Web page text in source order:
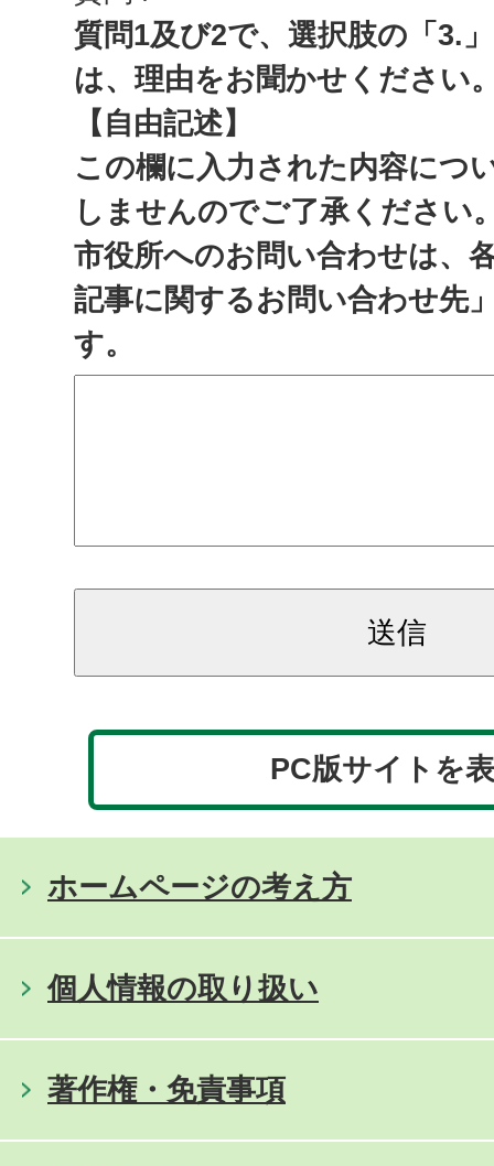
質問1及び2で、選択肢の「3.
は、理由をお聞かせください
【自由記述】
この欄に入力された内容につ
しませんのでご了承ください
市役所へのお問い合わせは、
記事に関するお問い合わせ先
す。
PC版サイトを
ホームページの考え方
個人情報の取り扱い
著作権・免責事項